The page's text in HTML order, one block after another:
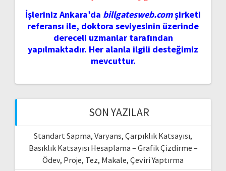
İşleriniz Ankara’da billgatesweb.comşirketi
referansı ile, doktora seviyesinin üzerinde
dereceli uzmanlar tarafından
yapılmaktadır. Her alanla ilgili desteğimiz
mevcuttur.
SON YAZILAR
Standart Sapma, Varyans, Çarpıklık Katsayısı,
Basıklık Katsayısı Hesaplama – Grafik Çizdirme –
Ödev, Proje, Tez, Makale, Çeviri Yaptırma